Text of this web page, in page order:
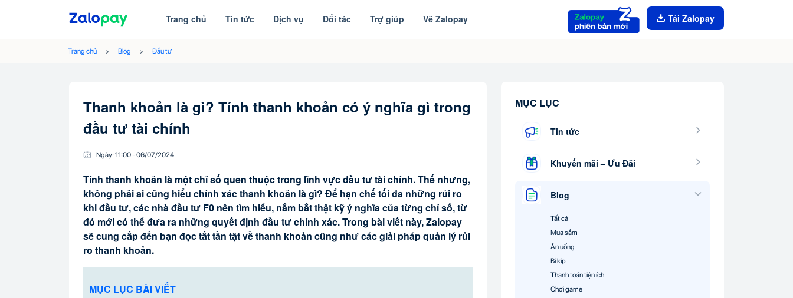
Trang chủ Tin tức Dịch vụ Đối tác Trợ giúp Về Zalopay Tải Zalopay
Trang chủ Blog Đầu tư
Thanh khoản là gì? Tính thanh khoản có ý nghĩa gì trong
đầu tư tài chính
Ngày: 11:00-06/07/2024
Tính thanh khoản là một chỉ số quen thuộc trong lĩnh vực đầu tư tài chính. Thế nhưng,
không phải ai cũng hiểu chính xác thanh khoản là gì? Để hạn chế tối đa những rủi ro
khi đầu tư, các nhà đầu tư F0 nên tìm hiểu, nắm bắt thật kỹ ý nghĩa của từng chỉ số, từ
đó mới có thể đưa ra những quyết định đầu tư chính xác. Trong bài viết này, Zalopay
sẽ cung cấp đến bạn đọc tất tần tật về thanh khoản cũng như các giải pháp quản lý rủi
ro thanh khoản.
MỤC LỤC BÀI VIẾT
MỤC LỤC
Tin tức
Khuyến mãi – Ưu Đãi
Blog
Tất cả
Mua sắm
Ăn uống
Bí kíp
Thanh toán tiện ích
Chơi game